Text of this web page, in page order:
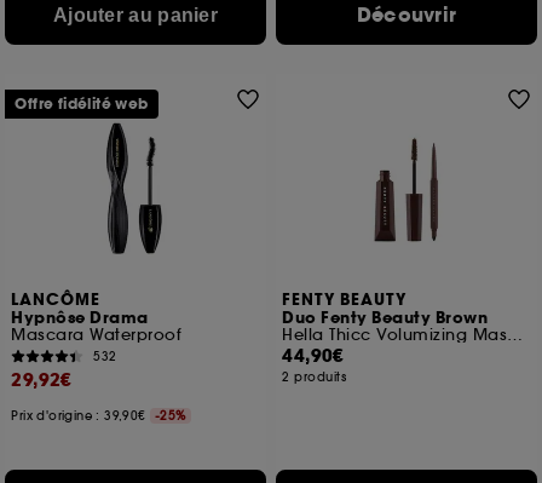
Ajouter au panier Découvrir
LANCÔME
Hypnôse Drama
Mascara Waterproof
532
29,92€
Prix d'origine : 39,90€ -25%
Offre fidélité web
FENTY BEAUTY
Duo Fenty Beauty Brown
Hella Thicc Volumizing Mascara et Fine Linez
44,90€
2 produits